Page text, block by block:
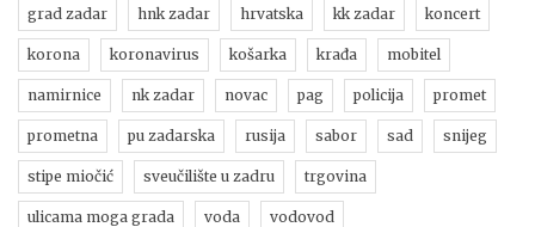
grad zadar hnk zadar hrvatska kk zadar koncert
korona koronavirus košarka krađa mobitel
namirnice nk zadar novac pag policija promet
prometna pu zadarska rusija sabor sad snijeg
stipe miočić sveučilište u zadru trgovina
ulicama moga grada voda vodovod